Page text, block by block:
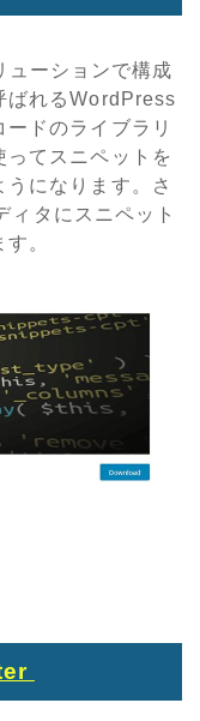
ーションで構成
ばれるWordPress
ドのライブラリ
ってスニペットを
になります。さ
ィタにスニペット
。